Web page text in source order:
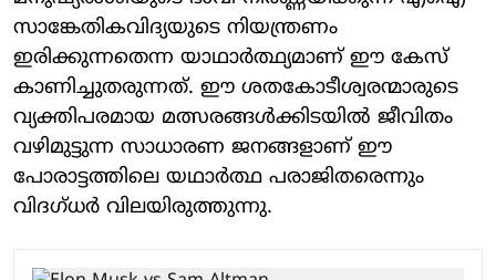
സാങ്കേതികവിദ്യയുടെ നിയന്ത്രണം
ഇരിക്കുന്നതെന്ന യാഥാർത്ഥ്യമാണ് ഈ കേസ്
കാണിച്ചുതരുന്നത്. ഈ ശതകോടീശ്വരന്മാരുടെ
വ്യക്തിപരമായ മത്സരങ്ങൾക്കിടയിൽ ജീവിതം
വഴിമുട്ടുന്ന സാധാരണ ജനങ്ങളാണ് ഈ
പോരാട്ടത്തിലെ യഥാർത്ഥ പരാജിതരെന്നും
വിദഗ്ധർ വിലയിരുത്തുന്നു.